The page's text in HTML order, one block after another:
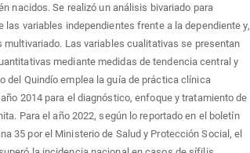
nacidos. Se realizó un análisis bivariado para
las variables independientes frente a la dependiente y,
multivariado. Las variables cualitativas se presentan
mediante medidas de tendencia central y
del Quindío emplea la guía de práctica clínica
2014 para el diagnóstico, enfoque y tratamiento de
Para el año 2022, según lo reportado en el boletín
35 por el Ministerio de Salud y Protección Social, el